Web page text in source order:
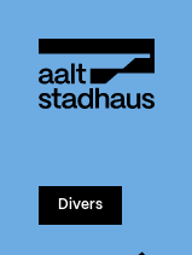
Main content
Divers